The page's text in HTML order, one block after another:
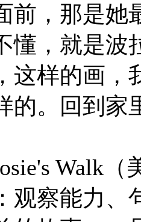
前，那是她
懂，就是波
这样的画，
的。回到家
Walk（
察能力、